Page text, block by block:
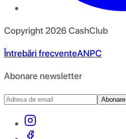
Copyright 2026CashClub
Întrebări frecventeANPC
Abonare newsletter
Abonare